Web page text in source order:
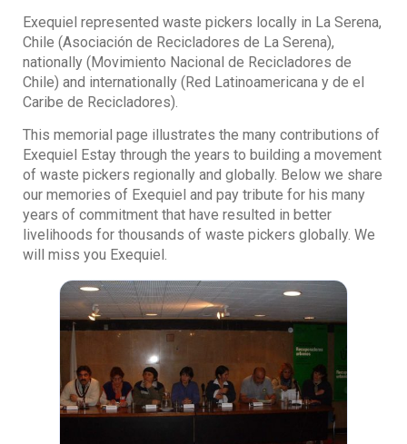
Exequiel represented waste pickers locally in La Serena,
Chile (Asociación de Recicladores de La Serena),
nationally (Movimiento Nacional de Recicladores de
Chile) and internationally (Red Latinoamericana y de el
Caribe de Recicladores).
This memorial page illustrates the many contributions of
Exequiel Estay through the years to building a movement
of waste pickers regionally and globally. Below we share
our memories of Exequiel and pay tribute for his many
years of commitment that have resulted in better
livelihoods for thousands of waste pickers globally. We
will miss you Exequiel.